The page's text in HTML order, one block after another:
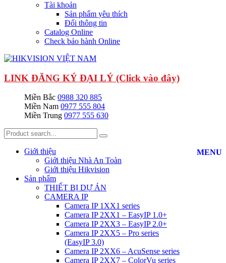
Tài khoản
Sản phẩm yêu thích
Đổi thông tin
Catalog Online
Check bảo hành Online
LINK ĐĂNG KÝ ĐẠI LÝ (Click vào đây)
Miền Bắc 0988 320 885
Miền Nam 0977 555 804
Miền Trung 0977 555 630
MENU
Giới thiệu
Giới thiệu Nhà An Toàn
Giới thiệu Hikvision
Sản phẩm
THIẾT BỊ DỰ ÁN
CAMERA IP
Camera IP 1XX1 series
Camera IP 2XX1 – EasyIP 1.0+
Camera IP 2XX3 – EasyIP 2.0+
Camera IP 2XX5 – Pro series
(EasyIP 3.0)
Camera IP 2XX6 – AcuSense series
Camera IP 2XX7 – ColorVu series